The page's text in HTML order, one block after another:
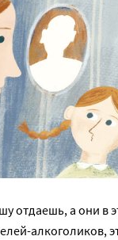
отдаешь, а они в
алкоголиков,